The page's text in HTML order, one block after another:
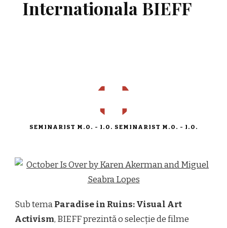
Internationala BIEFF
SEMINARIST M.O. - I.O. SEMINARIST M.O. - I.O.
Sub temaParadise in Ruins: Visual Art
Activism, BIEFF prezintă o selecție de filme